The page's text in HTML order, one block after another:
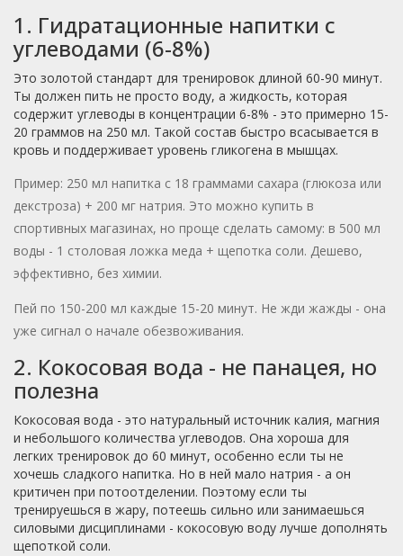
1. Гидратационные напитки с
углеводами (6-8%)
Это золотой стандарт для тренировок длиной 60-90 минут.
Ты должен пить не просто воду, а жидкость, которая
содержит углеводы в концентрации 6-8% - это примерно 15-
20 граммов на 250 мл. Такой состав быстро всасывается в
кровь и поддерживает уровень гликогена в мышцах.
Пример: 250 мл напитка с 18 граммами сахара (глюкоза или
декстроза) + 200 мг натрия. Это можно купить в
спортивных магазинах, но проще сделать самому: в 500 мл
воды - 1 столовая ложка меда + щепотка соли. Дешево,
эффективно, без химии.
Пей по 150-200 мл каждые 15-20 минут. Не жди жажды - она
уже сигнал о начале обезвоживания.
2. Кокосовая вода - не панацея, но
полезна
Кокосовая вода - это натуральный источник калия, магния
и небольшого количества углеводов. Она хороша для
легких тренировок до 60 минут, особенно если ты не
хочешь сладкого напитка. Но в ней мало натрия - а он
критичен при потоотделении. Поэтому если ты
тренируешься в жару, потеешь сильно или занимаешься
силовыми дисциплинами - кокосовую воду лучше дополнять
щепоткой соли.